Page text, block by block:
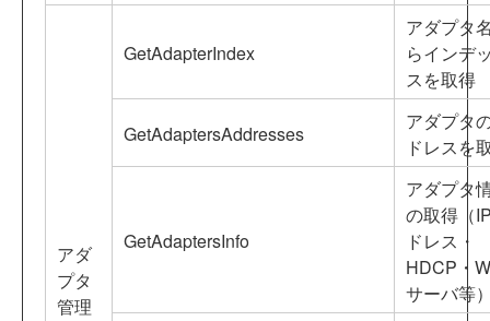
アダ
プタ
管理
GetAdapterIndex
アダプタ
らインデ
スを取得
GetAdaptersAddresses
アダプタ
ドレスを
GetAdaptersInfo
アダプタ
の取得（
ドレス・
HDCP・
サーバ等